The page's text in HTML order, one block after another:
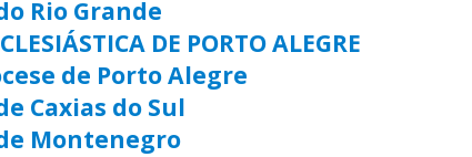
Rio Grande
DE PORTO ALEGRE
de Porto Alegre
Caxias do Sul
Montenegro